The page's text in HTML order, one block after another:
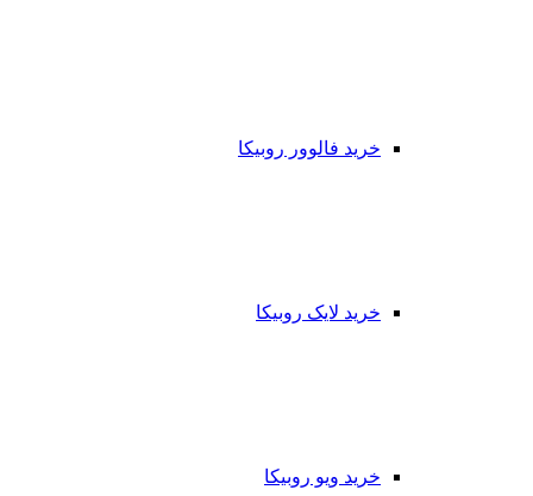
خرید فالوور روبیکا
خرید لایک روبیکا
خرید ویو روبیکا